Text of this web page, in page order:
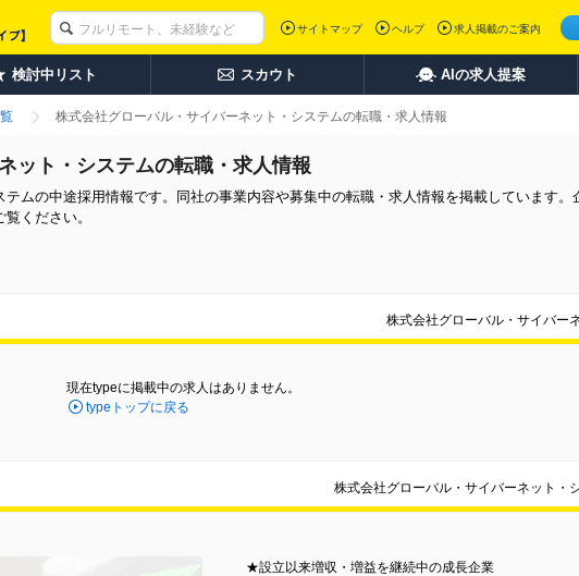
サイトマップ ヘルプ 求人掲載のご案内
検討中リスト スカウト AIの求人提案
株式会社グローバル・サイバーネット・システムの転職・求人情報
ット・システムの転職・求人情報
ムの中途採用情報です。同社の事業内容や募集中の転職・求人情報を掲載しています。
ください。
株式会社グローバル・サイバー
現在typeに掲載中の求人はありません。
typeトップに戻る
株式会社グローバル・サイバーネット・
★設立以来増収・増益を継続中の成長企業